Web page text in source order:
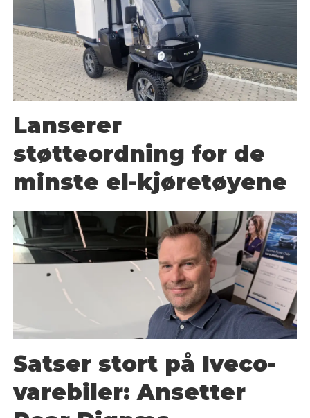
Lanserer
støtteordning for de
minste el-kjøretøyene
Satser stort på Iveco-
varebiler: Ansetter